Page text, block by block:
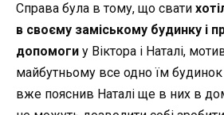
Справа була в тому, що свати
в своєму заміському будинку і
допомоги у Віктора і Наталі,
майбутньому все одно їм будинок
вже пояснив Наталі ще в них в